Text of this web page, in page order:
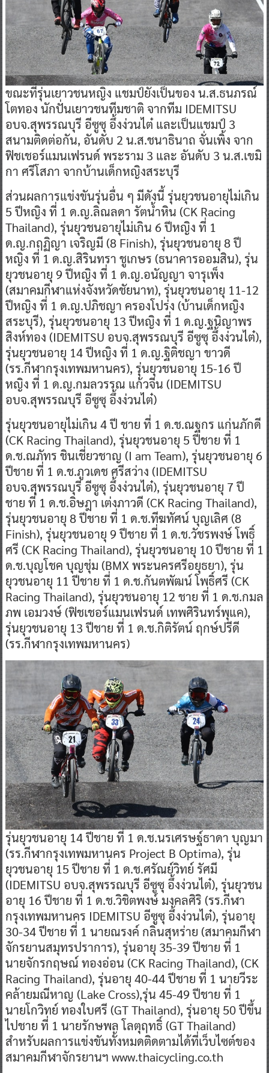
ขณะที่รุ่นเยาวชนหญิง แชมป์ยังเป็นของ น.ส.ธนภรณ์
โตทอง นักปั่นเยาวชนทีมชาติ จากทีม IDEMITSU
อบจ.สุพรรณบุรี อีซูซุ อึ้งง่วนไต๋ และเป็นแชมป์ 3
สนามติดต่อกัน, อันดับ 2 น.ส.ชนาธินาถ จั่นเพิ้ง จาก
ฟิชเชอร์แมนเฟรนด์ พระราม 3 และ อันดับ 3 น.ส.เขมิ
กา ศรีโสภา จากบ้านเด็กหญิงสระบุรี
ส่วนผลการแข่งขันรุ่นอื่น ๆ มีดังนี้ รุ่นยุวชนอายุไม่เกิน
5 ปีหญิง ที่ 1 ด.ญ.ลิณลดา รัตน้ำหิน (CK Racing
Thailand), รุ่นยุวชนอายุไม่เกิน 6 ปีหญิง ที่ 1
ด.ญ.กฤฏิญา เจริญมี (8 Finish), รุ่นยุวชนอายุ 8 ปี
หญิง ที่ 1 ด.ญ.สิรินทรา ชูเกษร (ธนาคารออมสิน), รุ่น
ยุวชนอายุ 9 ปีหญิง ที่ 1 ด.ญ.อนัญญา จารุเพ็ง
(สมาคมกีฬาแห่งจังหวัดชัยนาท), รุ่นยุวชนอายุ 11-12
ปีหญิง ที่ 1 ด.ญ.ปภิชญา ครองโปร่ง (บ้านเด็กหญิง
สระบุรี), รุ่นยุวชนอายุ 13 ปีหญิง ที่ 1 ด.ญ.ฐนิญาพร
สิงห์ทอง (IDEMITSU อบจ.สุพรรณบุรี อีซูซุ อึ้งง่วนไต๋),
รุ่นยุวชนอายุ 14 ปีหญิง ที่ 1 ด.ญ.ฐิติชญา ขาวดี
(รร.กีฬากรุงเทพมหานคร), รุ่นยุวชนอายุ 15-16 ปี
หญิง ที่ 1 ด.ญ.กมลวรรณ แก้วจีน (IDEMITSU
อบจ.สุพรรณบุรี อีซูซุ อึ้งง่วนไต๋)
รุ่นยุวชนอายุไม่เกิน 4 ปี ชาย ที่ 1 ด.ช.ณฐกร แก่นภักดี
(CK Racing Thailand), รุ่นยุวชนอายุ 5 ปีชาย ที่ 1
ด.ช.ณภัทร ชินเชี่ยวชาญ (I am Team), รุ่นยุวชนอายุ 6
ปีชาย ที่ 1 ด.ช.ภูวเดช ศรีสว่าง (IDEMITSU
อบจ.สุพรรณบุรี อีซูซุ อึ้งง่วนไต๋), รุ่นยุวชนอายุ 7 ปี
ชาย ที่ 1 ด.ช.อิษฎา เต่งภาวดี (CK Racing Thailand),
รุ่นยุวชนอายุ 8 ปีชาย ที่ 1 ด.ช.ทีฆทัศน์ บุญเลิศ (8
Finish), รุ่นยุวชนอายุ 9 ปีชาย ที่ 1 ด.ช.วัชรพงษ์ โพธิ์
ศรี (CK Racing Thailand), รุ่นยุวชนอายุ 10 ปีชาย ที่ 1
ด.ช.บุญโชค บุญชุ่ม (BMX พระนครศรีอยุธยา), รุ่น
ยุวชนอายุ 11 ปีชาย ที่ 1 ด.ช.กันตพัฒน์ โพธิ์ศรี (CK
Racing Thailand), รุ่นยุวชนอายุ 12 ชาย ที่ 1 ด.ช.กมล
ภพ เอมวงษ์ (ฟิชเชอร์แมนเฟรนด์ เทพศิรินทร์พุแค),
รุ่นยุวชนอายุ 13 ปีชาย ที่ 1 ด.ช.กิติรัตน์ ฤกษ์ปรีดี
(รร.กีฬากรุงเทพมหานคร)
รุ่นยุวชนอายุ 14 ปีชาย ที่ 1 ด.ช.นรเศรษฐ์ธาดา บุญมา
(รร.กีฬากรุงเทพมหานคร Project B Optima), รุ่น
ยุวชนอายุ 15 ปีชาย ที่ 1 ด.ช.ศรัณย์วิทย์ รัศมี
(IDEMITSU อบจ.สุพรรณบุรี อีซูซุ อึ้งง่วนไต๋), รุ่นยุวชน
อายุ 16 ปีชาย ที่ 1 ด.ช.วิชิตพงษ์ มงคลศิริ (รร.กีฬา
กรุงเทพมหานคร IDEMITSU อีซูซุ อึ้งง่วนไต๋), รุ่นอายุ
30-34 ปีชาย ที่ 1 นายณรงค์ กลิ่นสุหร่าย (สมาคมกีฬา
จักรยานสมุทรปราการ), รุ่นอายุ 35-39 ปีชาย ที่ 1
นายจักรกฤษณ์ ทองอ่อน (CK Racing Thailand), (CK
Racing Thailand), รุ่นอายุ 40-44 ปีชาย ที่ 1 นายวีระ
คล้ายมณีหาญ (Lake Cross),รุ่น 45-49 ปีชาย ที่ 1
นายโกวิทย์ ทองใบศรี (GT Thailand), รุ่นอายุ 50 ปีขึ้น
ไปชาย ที่ 1 นายรักษพล โลตุฤทธิ์ (GT Thailand)
สำหรับผลการแข่งขันทั้งหมดติดตามได้ที่เว็บไซต์ของ
สมาคมกีฬาจักรยานฯ www.thaicycling.co.th